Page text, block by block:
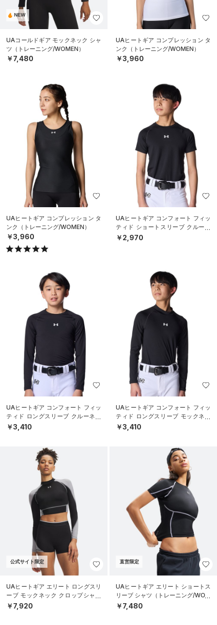
NEW
UAコールドギア モックネック シャ
ツ（トレーニング/WOMEN）
￥7,480
UAヒートギア コンプレッション タ
ンク（トレーニング/WOMEN）
￥3,960
UAヒートギア コンプレッション タ
ンク（トレーニング/WOMEN）
￥3,960
UAヒートギア コンフォート フィッ
ティド ショートスリーブ クルーネ
ック シャツ（ベースボール/BOY
￥2,970
UAヒートギア コンフォート フィッ
ティド ロングスリーブ クルーネッ
ク シャツ（ベースボール/BOYS）
￥3,410
UAヒートギア コンフォート フィッ
ティド ロングスリーブ モックネッ
ク シャツ（ベースボール/BOYS）
￥3,410
公式サイト限定
UAヒートギア エリート ロングスリ
ーブ モックネック クロップシャツ
（トレーニング/WOMEN）
￥7,920
直営限定
UAヒートギア エリート ショートス
リーブ シャツ（トレーニング/WOM
EN）
￥7,480